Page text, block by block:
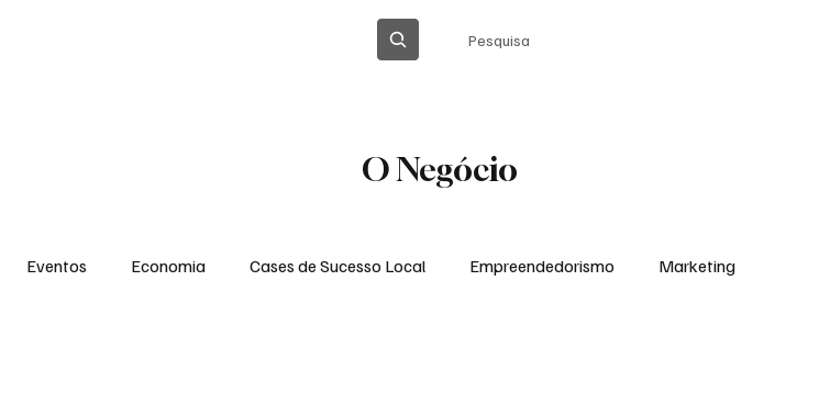
Pesquisa
O Negócio
Eventos Economia Cases de Sucesso Local Empreendedorismo Marketing